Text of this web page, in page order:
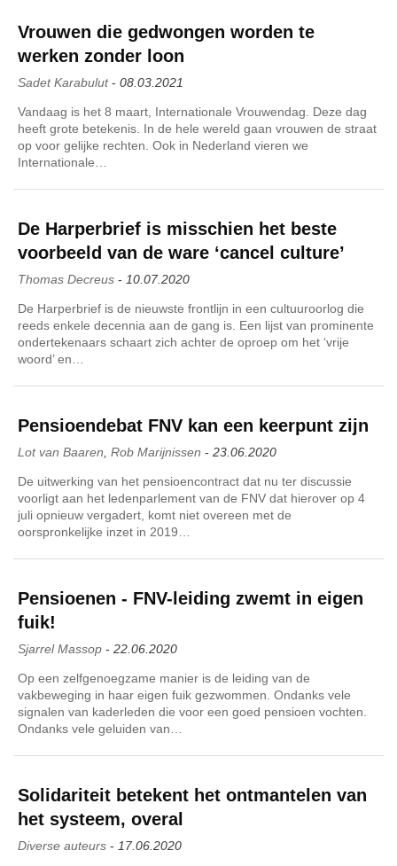
Vrouwen die gedwongen worden te
werken zonder loon
Sadet Karabulut- 08.03.2021
Vandaag is het 8 maart, Internationale Vrouwendag. Deze dag
heeft grote betekenis. In de hele wereld gaan vrouwen de straat
op voor gelijke rechten. Ook in Nederland vieren we
Internationale…
De Harperbrief is misschien het beste
voorbeeld van de ware ‘cancel culture’
Thomas Decreus - 10.07.2020
De Harperbrief is de nieuwste frontlijn in een cultuuroorlog die
reeds enkele decennia aan de gang is. Een lijst van prominente
ondertekenaars schaart zich achter de oproep om het ‘vrije
woord’ en…
Pensioendebat FNV kan een keerpunt zijn
Lot van Baaren Rob Marijnissen - 23.06.2020
De uitwerking van het pensioencontract dat nu ter discussie
voorligt aan het ledenparlement van de FNV dat hierover op 4
juli opnieuw vergadert, komt niet overeen met de
oorspronkelijke inzet in 2019…
Pensioenen - FNV-leiding zwemt in eigen
fuik!
Sjarrel Massop - 22.06.2020
Op een zelfgenoegzame manier is de leiding van de
vakbeweging in haar eigen fuik gezwommen. Ondanks vele
signalen van kaderleden die voor een goed pensioen vochten.
Ondanks vele geluiden van…
Solidariteit betekent het ontmantelen van
het systeem, overal
Diverse auteurs - 17.06.2020